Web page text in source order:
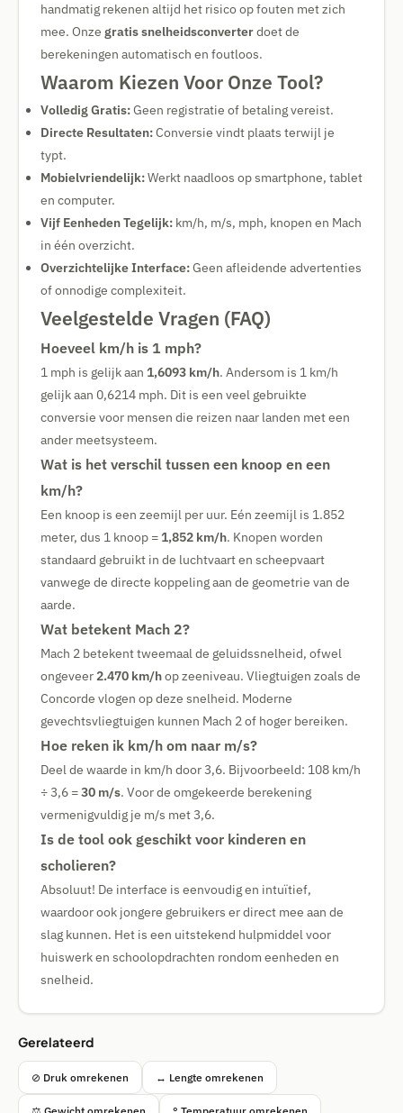
handmatig rekenen altijd het risico op fouten met zich
mee. Onze gratis snelheidsconverterdoet de
berekeningen automatisch en foutloos.
Waarom Kiezen Voor Onze Tool?
Volledig Gratis:Geen registratie of betaling vereist.
Directe Resultaten:Conversie vindt plaats terwijl je
typt.
Mobielvriendelijk:Werkt naadloos op smartphone, tablet
en computer.
Vijf Eenheden Tegelijk: km/h, m/s, mph, knopen en Mach
in één overzicht.
Overzichtelijke Interface:Geen afleidende advertenties
of onnodige complexiteit.
Veelgestelde Vragen (FAQ)
Hoeveel km/h is 1 mph?
1 mph is gelijk aan 1,6093 km/h. Andersom is 1 km/h
gelijk aan 0,6214 mph. Dit is een veel gebruikte
conversie voor mensen die reizen naar landen met een
ander meetsysteem.
Wat is het verschil tussen een knoop en een
km/h?
Een knoop is een zeemijl per uur. Eén zeemijl is 1.852
meter, dus 1 knoop = 1,852 km/h. Knopen worden
standaard gebruikt in de luchtvaart en scheepvaart
vanwege de directe koppeling aan de geometrie van de
aarde.
Wat betekent Mach 2?
Mach 2 betekent tweemaal de geluidssnelheid, ofwel
ongeveer 2.470 km/hop zeeniveau. Vliegtuigen zoals de
Concorde vlogen op deze snelheid. Moderne
gevechtsvliegtuigen kunnen Mach 2 of hoger bereiken.
Hoe reken ik km/h om naar m/s?
Deel de waarde in km/h door 3,6. Bijvoorbeeld: 108 km/h
÷ 3,6 =30 m/s. Voor de omgekeerde berekening
vermenigvuldig je m/s met 3,6.
Is de tool ook geschikt voor kinderen en
scholieren?
Absoluut! De interface is eenvoudig en intuïtief,
waardoor ook jongere gebruikers er direct mee aan de
slag kunnen. Het is een uitstekend hulpmiddel voor
huiswerk en schoolopdrachten rondom eenheden en
snelheid.
Gerelateerd
⊘ Druk omrekenen ↔ Lengte omrekenen